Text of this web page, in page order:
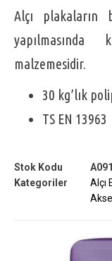
Alçı plakaların
malzemesidir.
30 kg’lık
TS EN 13963
Stok Kodu
A091
Kategoriler
Alçı